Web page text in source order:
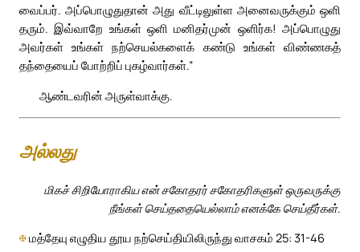
வைப்பர். அப்பொழுதுதான் அது வீட்டிலுள்ள அனைவருக்கும் ஒளி
தரும். இவ்வாறே உங்கள் ஒளி மனிதர்முன் ஒளிர்க! அப்பொழுது
அவர்கள் உங்கள் நற்செயல்களைக் கண்டு உங்கள் விண்ணகத்
தந்தையைப் போற்றிப் புகழ்வார்கள்.”
ஆண்டவரின் அருள்வாக்கு.
அல்லது
மிகச் சிறியோராகிய என் சகோதரர் சகோதரிகளுள் ஒருவருக்கு
நீங்கள் செய்ததையெல்லாம் எனக்கே செய்தீர்கள்.
✠மத்தேயு எழுதிய தூய நற்செய்தியிலிருந்து வாசகம் 25: 31-46